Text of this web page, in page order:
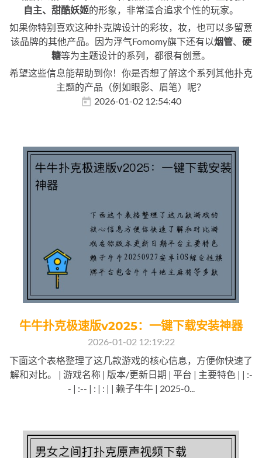
自主、甜酷妖姬的形象，非常适合追求个性的玩家。
如果你特别喜欢这种扑克牌设计的彩妆，妆，也可以多留意
该品牌的其他产品。因为浮气Fomomy旗下还有以烟管、 硬
糖等为主题设计的系列，都很有创意。
希望这些信息能帮助到你！你是否想了解这个系列其他扑克
主题的产品（例如眼影、眉笔）呢？
2026-01-02 12:54:40
牛牛扑克极速版v2025：一键下载安装神器
2026-01-02 12:19:22
下面这个表格整理了这几款游戏的核心信息，方便你快速了
解和对比。 | 游戏名称 | 版本/更新日期 | 平台 | 主要特色 | | :-
- | :-- | : | : | | 赖子牛牛 | 2025-0...